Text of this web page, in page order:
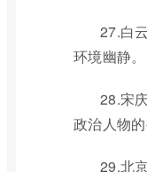
27.白
环境幽静。
28.宋
政治人物的
29.北